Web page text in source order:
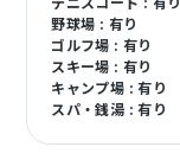
野球場 : 有り
ゴルフ場 : 有り
スキー場 : 有り
キャンプ場 : 有り
スパ・銭湯 : 有り